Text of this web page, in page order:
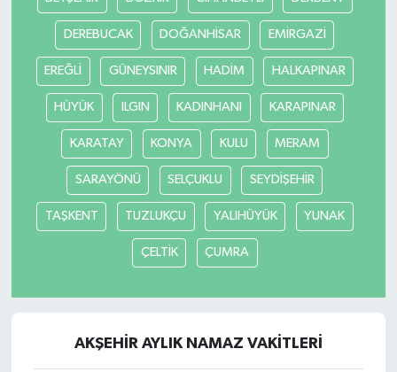
DEREBUCAK DOĞANHİSAR EMİRGAZİ
EREĞLİ GÜNEYSINIR HADİM HALKAPINAR
HÜYÜK ILGIN KADINHANI KARAPINAR
KARATAY KONYA KULU MERAM
SARAYÖNÜ SELÇUKLU SEYDİŞEHİR
TAŞKENT TUZLUKÇU YALIHÜYÜK YUNAK
ÇELTİK ÇUMRA
AKŞEHİR AYLIK NAMAZ VAKITLERI